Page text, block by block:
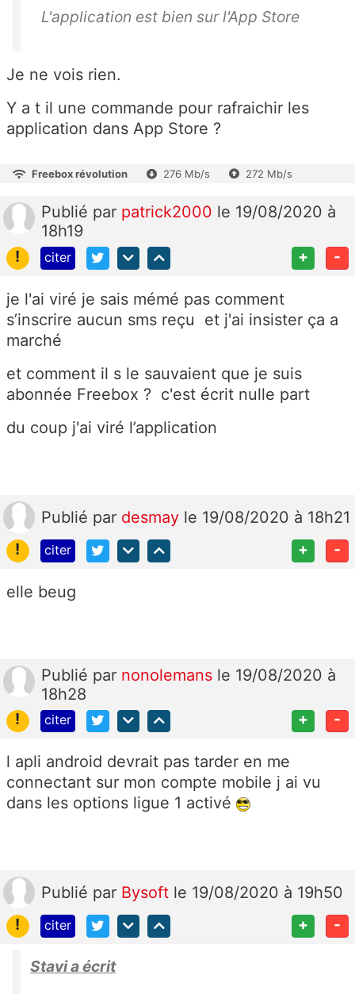
L'application est bien sur l'App Store
Je ne vois rien.
Y a t il une commande pour rafraichir les
application dans App Store ?
Freebox révolution 276 Mb/s 272 Mb/s
Publié par patrick2000 le 19/08/2020 à
18h19
!
citer + -
je l'ai viré je sais mémé pas comment
s’inscrire aucun sms reçu et j'ai insister ça a
marché
et comment il s le sauvaient que je suis
abonnée Freebox ? c'est écrit nulle part
du coup j'ai viré l’application
Publié par desmay le 19/08/2020 à 18h21
!
citer + -
elle beug
Publié par nonolemans le 19/08/2020 à
18h28
!
citer + -
l apli android devrait pas tarder en me
connectant sur mon compte mobile j ai vu
dans les options ligue 1 activé
Publié par Bysoft le 19/08/2020 à 19h50
!
citer + -
Stavi a écrit